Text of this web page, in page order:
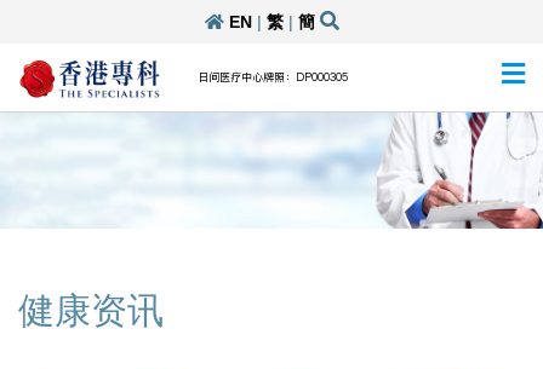
EN| 繁| 簡
日间医疗中心牌照：DP000305
健康资讯